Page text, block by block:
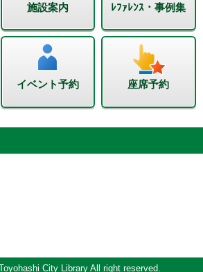
施設案内 ﾚﾌｧﾚﾝｽ・事例集
イベント予約 座席予約
City Library All right reserved.